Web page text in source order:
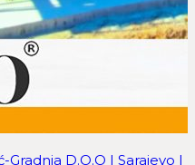
D.O.O | Sarajevo |